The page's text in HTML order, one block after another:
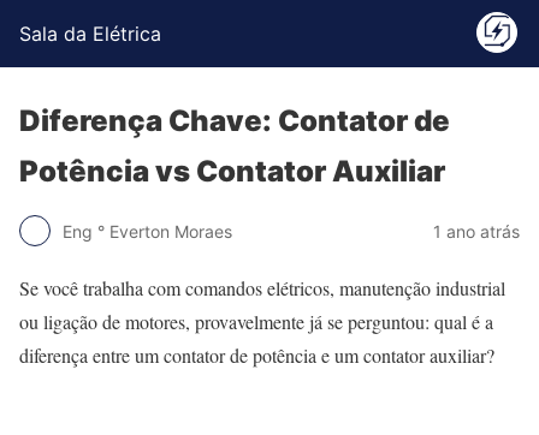
Sala da Elétrica
Diferença Chave: Contator de
Potência vs Contator Auxiliar
Eng ° Everton Moraes 1 ano atrás
Se você trabalha com comandos elétricos, manutenção industrial
ou ligação de motores, provavelmente já se perguntou: qual é a
diferença entre um contator de potência e um contator auxiliar?